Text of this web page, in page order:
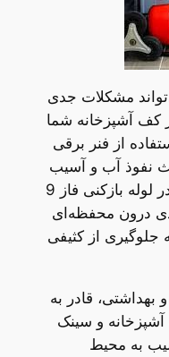
مشکلات جدی
کف آشپزخانه شما
از فنر برقی
نفوذ آب و آسیب
به پارکت گردد. به همین دلیل، در لوله بازکنی فاز 9
درون محفظه‌ای
از کثیفی
بهداشتی، قادر به
و سینک
به محیط